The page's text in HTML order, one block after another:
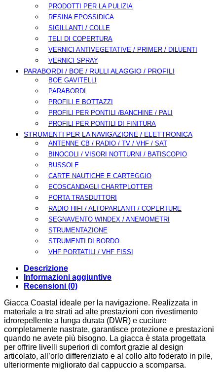
PRODOTTI PER LA PULIZIA
RESINA EPOSSIDICA
SIGILLANTI / COLLE
TELI DI COPERTURA
VERNICI ANTIVEGETATIVE / PRIMER / DILUENTI
VERNICI SPRAY
PARABORDI / BOE / RULLI ALAGGIO / PROFILI
BOE GAVITELLI
PARABORDI
PROFILI E BOTTAZZI
PROFILI PER PONTILI /BANCHINE / PALI
PROFILI PER PONTILI DI FINITURA
STRUMENTI PER LA NAVIGAZIONE / ELETTRONICA
ANTENNE CB / RADIO / TV / VHF / SAT
BINOCOLI / VISORI NOTTURNI / BATISCOPIO
BUSSOLE
CARTE NAUTICHE E CARTEGGIO
ECOSCANDAGLI CHARTPLOTTER
PORTA TRASDUTTORI
RADIO HIFI / ALTOPARLANTI / COPERTURE
SEGNAVENTO WINDEX / ANEMOMETRI
STRUMENTAZIONE
STRUMENTI DI BORDO
VHF PORTATILI / VHF FISSI
Descrizione
Informazioni aggiuntive
Recensioni (0)
Giacca Coastal ideale per la navigazione. Realizzata in
materiale a tre strati ad alte prestazioni con rivestimento
idrorepellente a lunga durata (DWR) e cuciture
completamente nastrate, garantisce protezione e prestazioni
quando ne avete più bisogno. La giacca è stata progettata
per offrire livelli superiori di comfort grazie al design
articolato, all’orlo differenziato e al collo alto foderato in pile,
ulteriormente migliorato dal cappuccio a scomparsa.